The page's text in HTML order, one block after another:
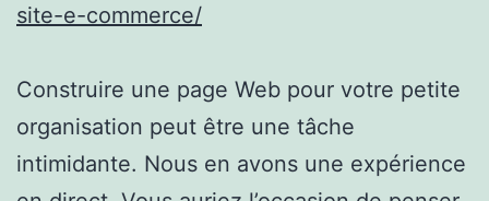
site-e-commerce/
Construire une page Web pour votre petite
organisation peut être une tâche
intimidante. Nous en avons une expérience